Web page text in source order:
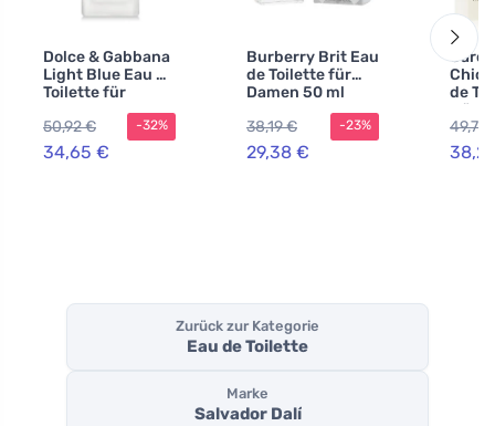
Dolce & Gabbana
Light Blue Eau de
Toilette für
50,92 €
34,65 €
-32%
Burberry Brit Eau
de Toilette für
Damen 50 ml
38,19 €
29,38 €
-23%
Chic
de
49,71
Zurück zur Kategorie
Eau de Toilette
Marke
Salvador Dalí